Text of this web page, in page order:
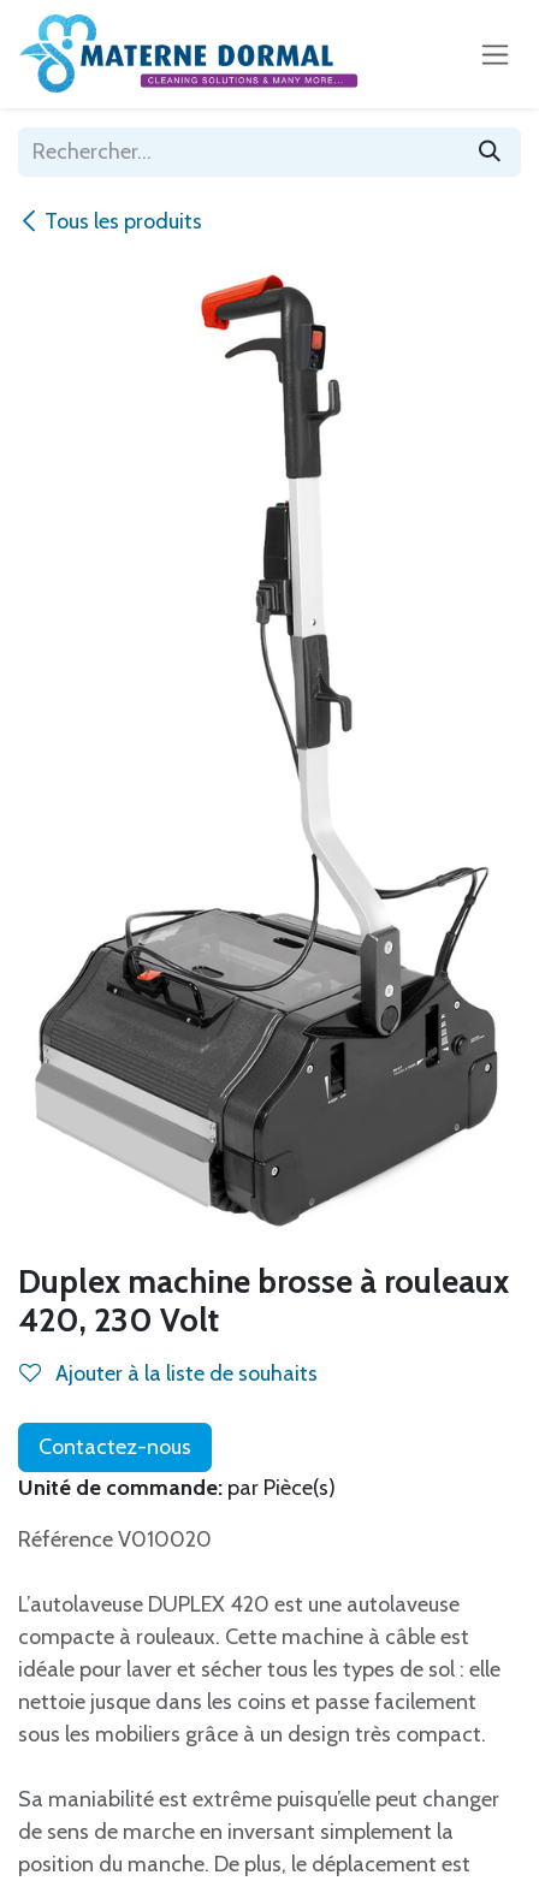
Se rendre au contenu
Tous les produits
Duplex machine brosse à rouleaux
420, 230 Volt
Ajouter à la liste de souhaits
Contactez-nous
Unité de commande: par Pièce(s)
Référence V010020
L’autolaveuse DUPLEX 420 est une autolaveuse
compacte à rouleaux. Cette machine à câble est
idéale pour laver et sécher tous les types de sol : elle
nettoie jusque dans les coins et passe facilement
sous les mobiliers grâce à un design très compact.
Sa maniabilité est extrême puisqu’elle peut changer
de sens de marche en inversant simplement la
position du manche. De plus, le déplacement est